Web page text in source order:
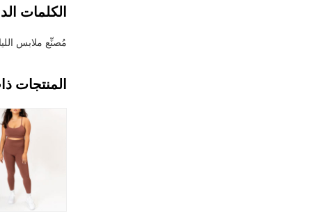
الكلمات
مُصنِّع ملابس
المنتجات